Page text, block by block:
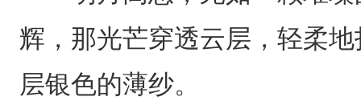
辉，那光芒穿透云层，轻柔
层银色的薄纱。